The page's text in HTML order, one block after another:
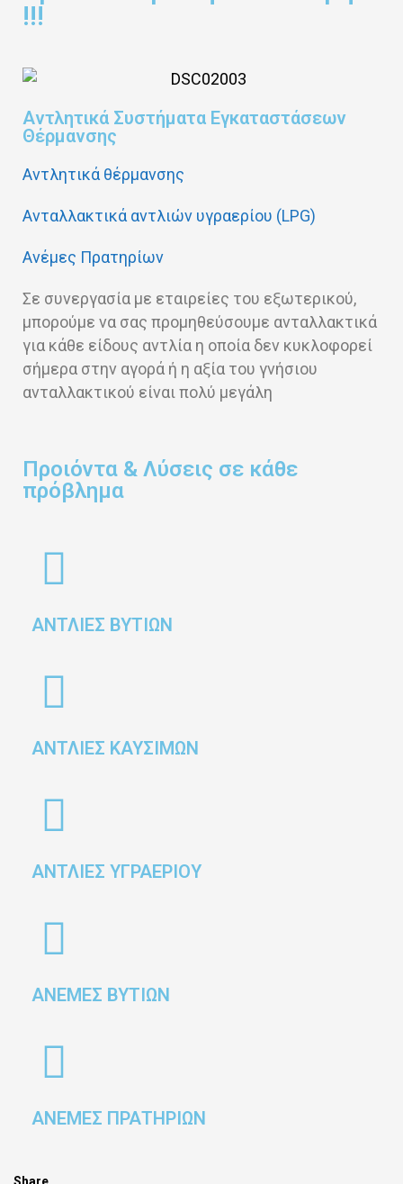
!!!
Αντλητικά Συστήματα Εγκαταστάσεων
Θέρμανσης
Αντλητικά θέρμανσης
Ανταλλακτικά αντλιών υγραερίου (LPG)
Ανέμες Πρατηρίων
Σε συνεργασία με εταιρείες του εξωτερικού,
μπορούμε να σας προμηθεύσουμε ανταλλακτικά
για κάθε είδους αντλία η οποία δεν κυκλοφορεί
σήμερα στην αγορά ή η αξία του γνήσιου
ανταλλακτικού είναι πολύ μεγάλη
Προιόντα & Λύσεις σε κάθε
πρόβλημα
ΑΝΤΛΙΕΣ ΒΥΤΙΩΝ
ΑΝΤΛΙΕΣ ΚΑΥΣΙΜΩΝ
ΑΝΤΛΙΕΣ ΥΓΡΑΕΡΙΟΥ
ΑΝΕΜΕΣ ΒΥΤΙΩΝ
ΑΝΕΜΕΣ ΠΡΑΤΗΡΙΩΝ
Share